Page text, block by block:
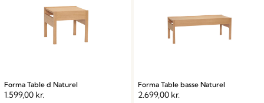
Forma Table d Naturel
1.599,00 kr.
Forma Table basse Naturel
2.699,00 kr.